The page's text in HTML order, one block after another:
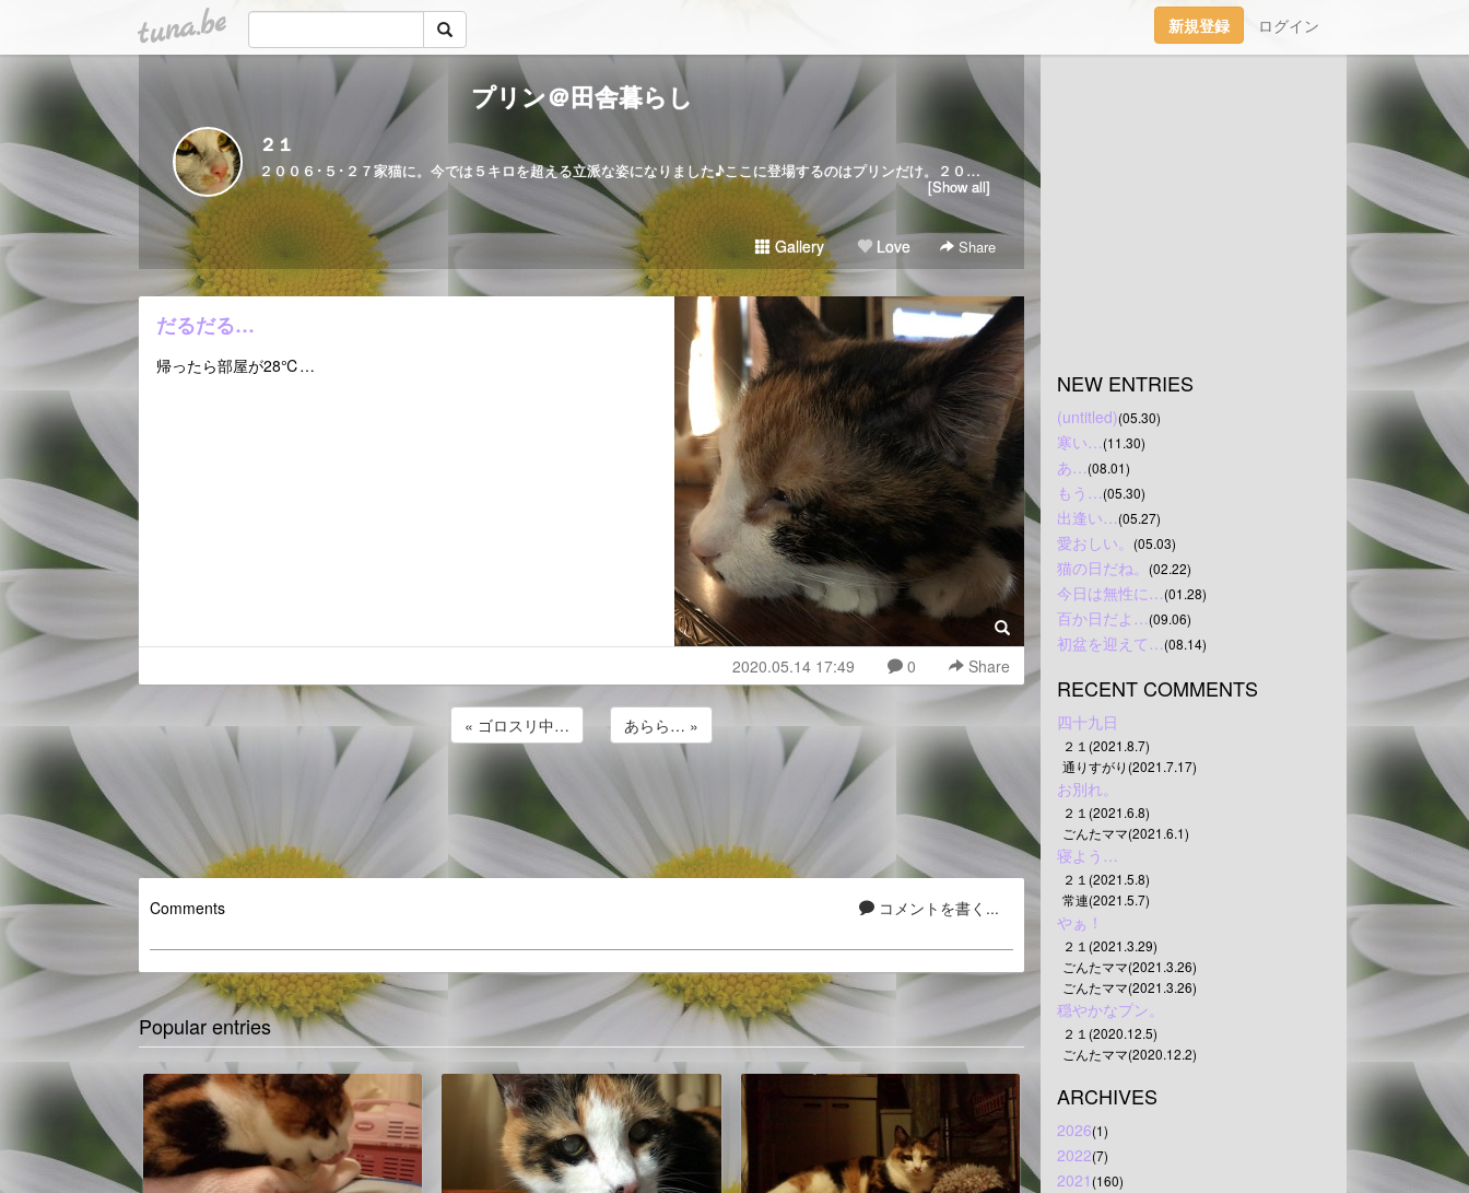
tuna.be 新規登録 ログイン
プリン＠田舎暮らし
２１
２００６･５･２７家猫に。今では５キロを超える立派な姿になりました♪ここに登場するのはプリンだけ。２０２１･５･３０虹の橋を渡りました｡
[Show all]
Gallery Love Share
だるだる…
帰ったら部屋が28℃…
2020.05.14 17:49 0 Share
« ゴロスリ中… あらら… »
コメントを書く...
Comments
Popular entries
NEW ENTRIES
(untitled)(05.30)
寒い…(11.30)
あ…(08.01)
もう…(05.30)
出逢い…(05.27)
愛おしい。 (05.03)
猫の日だね。 (02.22)
今日は無性に…(01.28)
百か日だよ…(09.06)
初盆を迎えて…(08.14)
RECENT COMMENTS
四十九日
２１(2021.8.7)
通りすがり(2021.7.17)
お別れ。
２１(2021.6.8)
ごんたママ(2021.6.1)
寝よう…
２１(2021.5.8)
常連(2021.5.7)
やぁ！
２１(2021.3.29)
ごんたママ(2021.3.26)
ごんたママ(2021.3.26)
穏やかなプン。
２１(2020.12.5)
ごんたママ(2020.12.2)
ARCHIVES
2026(1)
2022(7)
2021 (160)